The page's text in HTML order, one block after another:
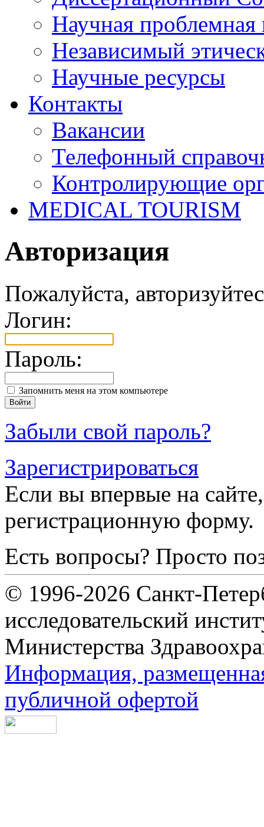
Научная проблемная
Независимый
Научные ресурсы
Контакты
Вакансии
Телефонный
Контролирующие
MEDICAL TOURISM
Авторизация
Пожалуйста,
Логин:
Пароль:
Запомнить меня на этом компьютере
Забыли свой пароль?
Зарегистрироваться
Если вы впервые на
регистрационную форму.
Есть вопросы? Просто
© 1996-2026 Санкт-
исследовательский
Министерства
Информация,
публичной офертой